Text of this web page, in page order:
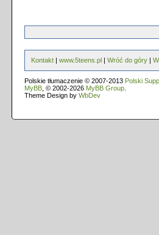
Kontakt | www.5teens.pl | Wróć do góry |
Polskie tłumaczenie © 2007-2013 Polski
MyBB , © 2002-2026 MyBB Group
Theme Design by WbDev